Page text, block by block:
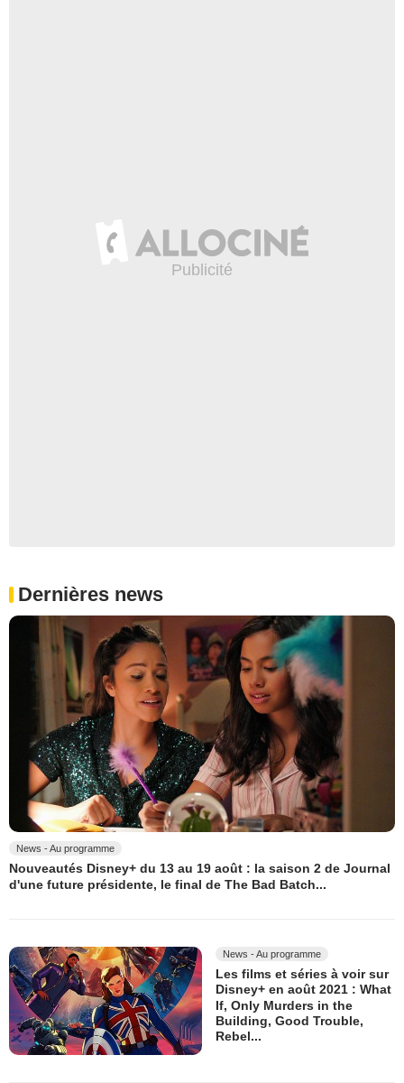
Dernières news
News - Au programme
Nouveautés Disney+ du 13 au 19 août : la saison 2 de Journal
d'une future présidente, le final de The Bad Batch...
News - Au programme
Les films et séries à voir sur
Disney+ en août 2021 : What
If, Only Murders in the
Building, Good Trouble,
Rebel...